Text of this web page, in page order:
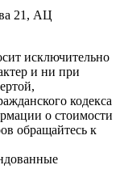
21, АЦ
исключительно
и ни при
кодекса
о стоимости
обращайтесь к